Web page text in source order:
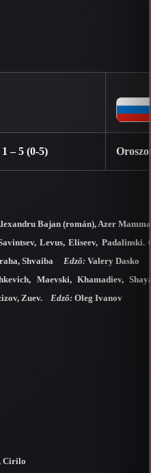
– 5 (0-5)
Bajan (román), Azer
Levus, Eliseev, Padalinski.
Shvaiba Edzõ: Valery Dasko
Maevski, Khamadiev,
Zuev. Edzõ: Oleg Ivanov
Cirilo